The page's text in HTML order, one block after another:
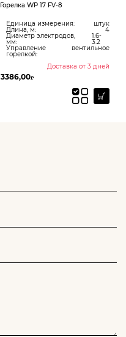
Горелка WP 17 FV-8
Единица измерения: штук
Длина, м: 4
Диаметр электродов,
мм:
1.6-
3.2
Управление
горелкой:
вентильное
Доставка от 3 дней
3386,00₽